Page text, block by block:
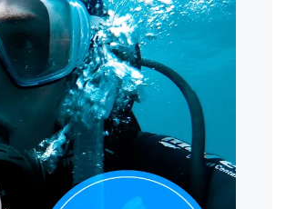
サービス開発
誌出版
ジ ビューティ